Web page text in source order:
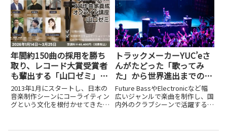
年間約150曲の採用を勝ち
取り、レコード大賞受賞者
も輩出する「山口ゼミ」の
凡人がプロ作曲家になるた
めの仕組み
2013年1月にスタートし、日本の
音楽制作シーンにコーライティン
グという文化を根付かせてきた作
この講座が、2025年1月をもっ
トラックメーカーYUC’eさ
んがたどった「歌ってみ
た」から世界進出までの道
のり
Future BassやElectronicなど幅
広いジャンルで楽曲を制作し、国
内外のクラブシーンで活躍するア
ュージカル経験から始まり、ニコ